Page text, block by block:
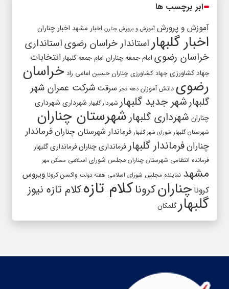
ابر برچسب ها
آموزش و پرورش آموزش و پرورش چنارن اخبار مشهد اخبار چناران
اخبار گلبهار استاندار خراسان رضویاستانداری
خراسان رضوی امام جمعه چناران امام جمعه گلبهار انتخابات
جهاد کشاورزی جهاد کشاورزی چناران حسین امامی راد خراسان
رضوی دانش آموزان دهه فجر سرقت شرکت عمران شهر
گلبهارشهر جدید گلبهار شهردار گلبهار شهرداری شهرداری
چناران شهرداری گلبهار شهرستان چناران
شهرستان گلبهار شورای شهر گلبهار فرماندار شهرستان چناران فرماندار
چنارانفرماندار گلبهار فرمانداری چنارانفرمانداری گلبهار
فرمانده انتظامی شهرستان چناران مجلس شورای اسلامی مسکن مهر
مشهد نماینده مجلس شورای اسلامی هفته دولت واکسن کرونا ویروس
کرونا چنارانکروناکلام تازهکلام تازه نیوز
گلبهارگلمکان